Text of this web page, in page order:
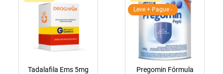
Tadalafila Ems 5mg
Leve + Pague -
Pregomin Fórmula